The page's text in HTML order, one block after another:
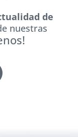
de
nuestras